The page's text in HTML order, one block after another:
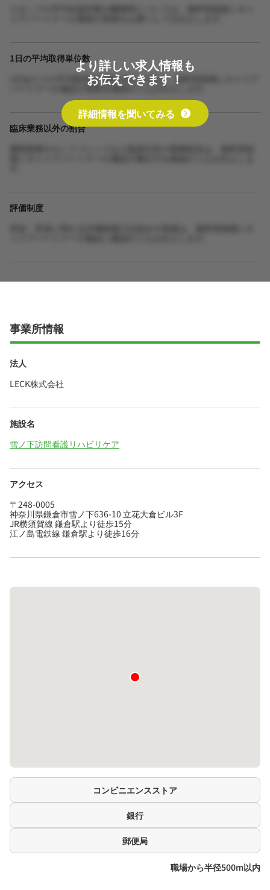
1日の平均取得単位数
1日あたりの平均取得単位数や担当人数は、無料登録後にキャリア
パートナーが施設の実態を確認のうえお伝えします。
臨床業務以外の割合
評価制度
より詳しい求人情報も
お伝えできます！
詳細情報を聞いてみる
事業所情報
法人
LECK株式会社
施設名
雪ノ下訪問看護リハビリケア
アクセス
〒248-0005
神奈川県鎌倉市雪ノ下636-10 立花大倉ビル3F
JR横須賀線 鎌倉駅より徒歩15分
江ノ島電鉄線 鎌倉駅より徒歩16分
コンビニエンスストア
銀行
郵便局
職場から半径500m以内